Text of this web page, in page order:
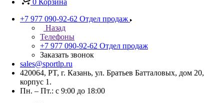
0 Корзина
+7 977 090-92-62 Отдел продаж
Назад
Телефоны
+7 977 090-92-62 Отдел продаж
Заказать звонок
sales@sportlp.ru
420064, PT, г. Казань, ул. Братьев Батталовых, дом 20,
корпус 1.
Пн. – Пт.: с 9:00 до 18:00